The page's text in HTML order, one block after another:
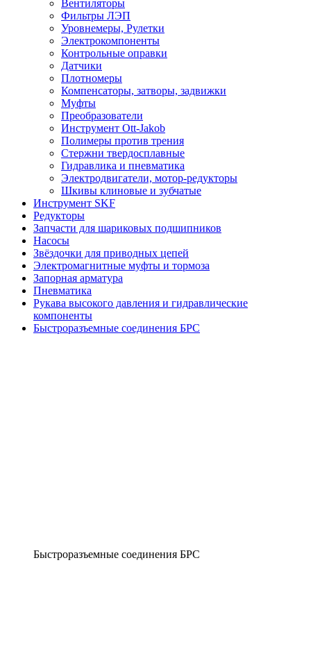
Вентиляторы
Фильтры ЛЭП
Уровнемеры, Рулетки
Электрокомпоненты
Контрольные оправки
Датчики
Плотномеры
Компенсаторы, затворы, задвижки
Муфты
Преобразователи
Инструмент Ott-Jakob
Полимеры против трения
Стержни твердосплавные
Гидравлика и пневматика
Электродвигатели, мотор-редукторы
Шкивы клиновые и зубчатые
Инструмент SKF
Редукторы
Запчасти для шариковых подшипников
Насосы
Звёздочки для приводных цепей
Электромагнитные муфты и тормоза
Запорная арматура
Пневматика
Рукава высокого давления и гидравлические
компоненты
Быстроразъемные соединения БРС
Быстроразъемные соединения БРС